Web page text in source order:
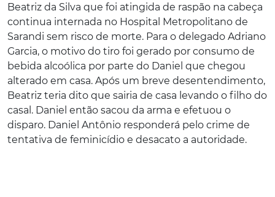
Beatriz da Silva que foi atingida de raspão na cabeça
continua internada no Hospital Metropolitano de
Sarandi sem risco de morte. Para o delegado Adriano
Garcia, o motivo do tiro foi gerado por consumo de
bebida alcoólica por parte do Daniel que chegou
alterado em casa. Após um breve desentendimento,
Beatriz teria dito que sairia de casa levando o filho do
casal. Daniel então sacou da arma e efetuou o
disparo. Daniel Antônio responderá pelo crime de
tentativa de feminicídio e desacato a autoridade.